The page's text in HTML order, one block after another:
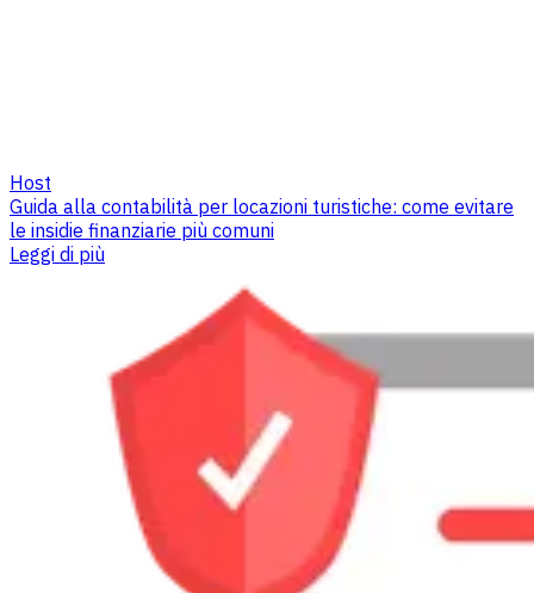
Host
Guida alla contabilità per locazioni turistiche: come evitare
le insidie finanziarie più comuni
Leggi di più